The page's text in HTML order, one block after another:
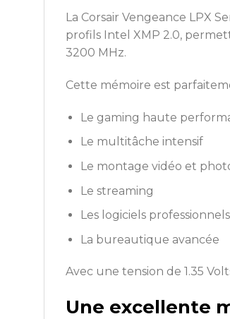
La Corsair Vengeance LPX
profils Intel XMP 2.0,
3200 MHz.
Cette mémoire est
Le gaming haute
Le multitâche intensif
Le montage vidéo et
Le streaming
Les logiciels professionnels
La bureautique avancée
Avec une tension de 1.35
Une excellente